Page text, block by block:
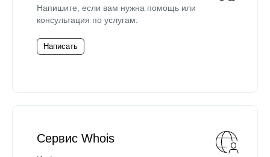
Напишите, если вам нужна помощь или
консультация по услугам.
Написать
Сервис Whois